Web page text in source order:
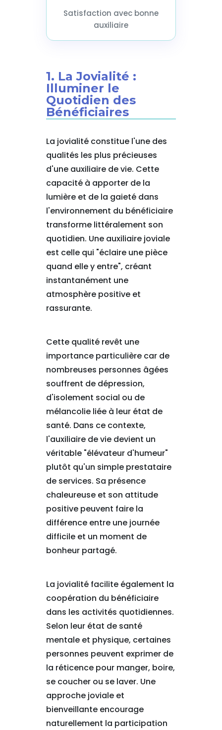
Satisfaction avec bonne
auxiliaire
1. La Jovialité :
Illuminer le
Quotidien des
Bénéficiaires
La jovialité constitue l'une des
qualités les plus précieuses
d'une auxiliaire de vie. Cette
capacité à apporter de la
lumière et de la gaieté dans
l'environnement du bénéficiaire
transforme littéralement son
quotidien. Une auxiliaire joviale
est celle qui "éclaire une pièce
quand elle y entre", créant
instantanément une
atmosphère positive et
rassurante.
Cette qualité revêt une
importance particulière car de
nombreuses personnes âgées
souffrent de dépression,
d'isolement social ou de
mélancolie liée à leur état de
santé. Dans ce contexte,
l'auxiliaire de vie devient un
véritable "élévateur d'humeur"
plutôt qu'un simple prestataire
de services. Sa présence
chaleureuse et son attitude
positive peuvent faire la
différence entre une journée
difficile et un moment de
bonheur partagé.
La jovialité facilite également la
coopération du bénéficiaire
dans les activités quotidiennes.
Selon leur état de santé
mentale et physique, certaines
personnes peuvent exprimer de
la réticence pour manger, boire,
se coucher ou se laver. Une
approche joviale et
bienveillante encourage
naturellement la participation